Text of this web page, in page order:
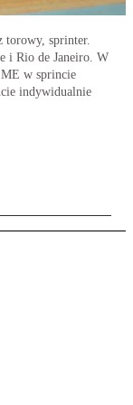
torowy, sprinter.
i Rio de Janeiro. W
ME w sprincie
indywidualnie